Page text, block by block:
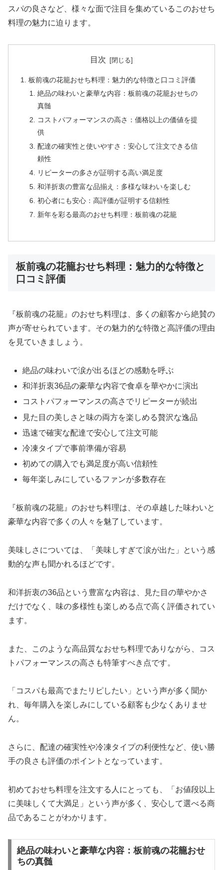
スパの良さなど、様々な面で注目を集めているこのおせち
料理の魅力に迫ります。
目次
板前魂の花籠おせち料理：魅力的な特徴と口コミ評価
絶品の味わいと豪華な内容：板前魂の花籠おせちの
真髄
コストパフォーマンスの高さ：価格以上の価値を提
供
配達の確実性と使いやすさ：安心して注文できる信
頼性
リピーターの多さが証明する高い満足度
和洋折衷の豊富な品揃え：多様な味わいを楽しむ
初心者にも安心：高評価が証明する信頼性
新年を彩る最高のおせち料理：板前魂の花籠
板前魂の花籠おせち料理：魅力的な特徴と
口コミ評価
『板前魂の花籠』のおせち料理は、多くの顧客から絶賛の
声が寄せられています。その魅力的な特徴と高評価の理由
を見ていきましょう。
絶品の味わいで涙が出るほどの感動を呼ぶ
和洋折衷36品の豪華な内容で食卓を華やかに演出
コストパフォーマンスの高さでリピーターが続出
見た目の美しさと味の両方を楽しめる贅沢な逸品
迅速で確実な配達で安心して注文可能
冷凍タイプで事前準備が容易
初めての購入でも満足度が高い信頼性
毎年楽しみにしているファンが多数存在
『板前魂の花籠』のおせち料理は、その卓越した味わいと
豪華な内容で多くの人々を魅了しています。
美味しさについては、「美味しすぎて涙が出た」という感
動的な声も聞かれるほどです。
和洋折衷の36品という豊富な内容は、見た目の華やかさ
だけでなく、味の多様性も楽しめる点で高く評価されてい
ます。
また、このような高品質なおせち料理でありながら、コス
トパフォーマンスの高さも特筆すべき点です。
「コスパも最高でまたリピしたい」という声が多く聞か
れ、毎年購入を楽しみにしている顧客も少なくありませ
ん。
さらに、配達の確実性や冷凍タイプの利便性など、使い勝
手の良さも評価のポイントとなっています。
初めておせち料理を注文する人にとっても、「お値段以上
に美味しくて大満足」という声が多く、安心して選べる商
品であることがわかります。
絶品の味わいと豪華な内容：板前魂の花籠おせ
ちの真髄